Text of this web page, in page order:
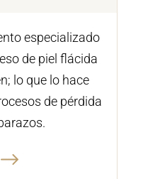
especializado
de piel flácida
lo que lo hace
de pérdida